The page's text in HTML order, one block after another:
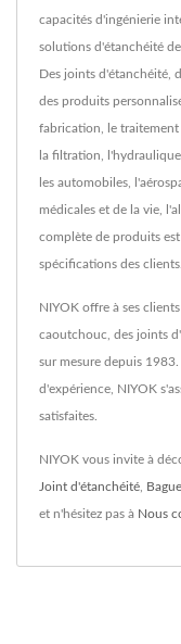
capacités d'ingénierie
solutions d'étanchéité
Des joints d'étanchéité,
des produits
fabrication, le
la filtration,
les automobiles,
médicales et de la vie,
complète de produits
spécifications des clients.
NIYOK offre à ses
caoutchouc, des joints
sur mesure depuis
d'expérience, NIYOK
satisfaites.
NIYOK vous invite à
Joint d'étanchéité
et n'hésitez pas à Nous